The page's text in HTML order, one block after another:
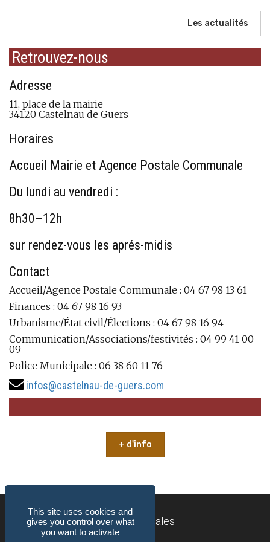
Les actualités
Retrouvez-nous
Adresse
11, place de la mairie
34120 Castelnau de Guers
Horaires
Accueil Mairie et Agence Postale Communale
Du lundi au vendredi :
8h30–12h
sur rendez-vous les aprés-midis
Contact
Accueil/Agence Postale Communale : 04 67 98 13 61
Finances : 04 67 98 16 93
Urbanisme/État civil/Élections : 04 67 98 16 94
Communication/Associations/festivités : 04 99 41 00
09
Police Municipale : 06 38 60 11 76
infos@castelnau-de-guers.com
+ d'info
Mentions légales
This site uses cookies and
gives you control over what
you want to activate